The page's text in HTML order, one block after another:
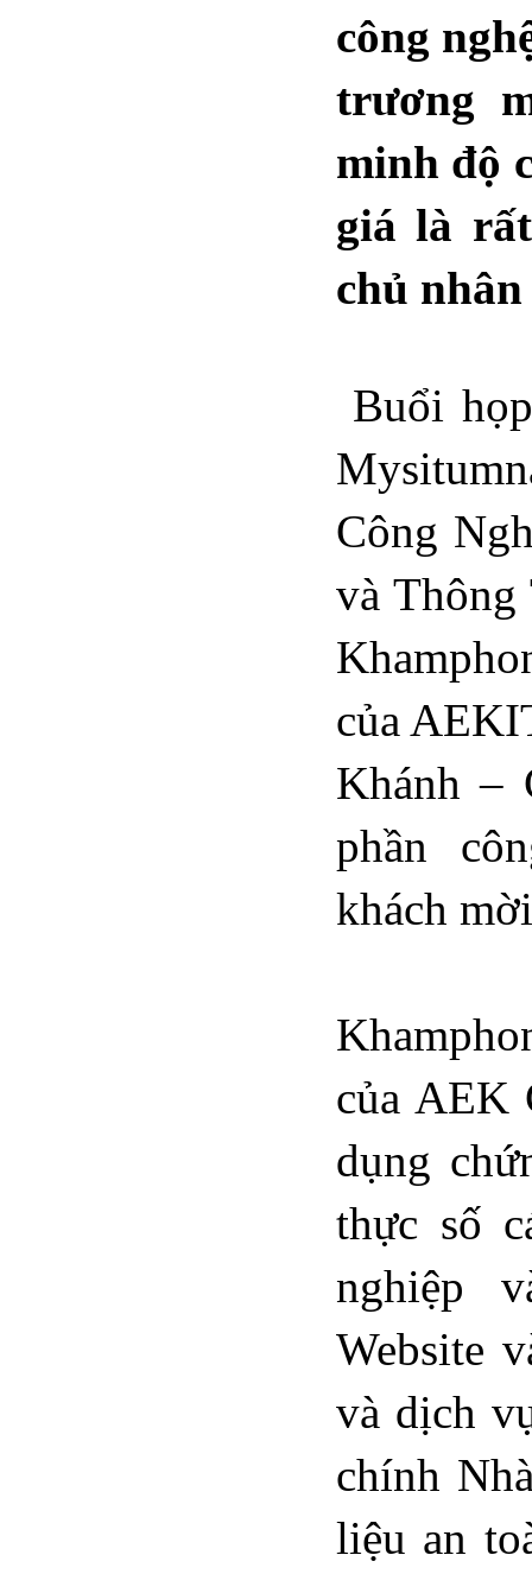
công
trương
minh độ
giá là
chủ
Buổi
Công
và
của
Khánh –
phần
khách
của AEK
dụng
thực số
nghiệp
Website
và dịch
chính
liệu an